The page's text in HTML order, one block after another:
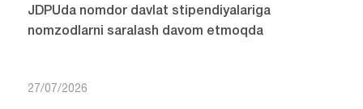
JDPUda nomdor davlat stipendiyalariga
nomzodlarni saralash davom etmoqda
27/07/2026